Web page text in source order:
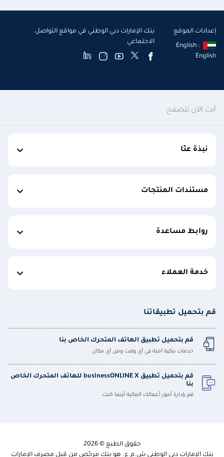
إعدادات الموقع
English :
English
بنك الإمارات دبي الوطني في مواقع التواصل
الاجتماعي
أنت الآن تتصفح
نبذة عنّا
مستندات المنتجات
روابط مساعدة
خدمة العملاء
قم بتحميل تطبيقاتنا
قم بتحميل تطبيق الهاتف المتحرك الخاص بنا
خدمات بنكية آمنة في أي وقت ومن أي مكان
قم بتحميل تطبيق businessONLINE X للهاتف المتحرك الخاص
بنا
قم بإدارة أمور أعمالك المالية أينما كنت.
حقوق الطبع © 2026
بنك الإمارات دبي الوطني ش.م.ع. هو بنك مرخّص من قبل مصرف الإمارات